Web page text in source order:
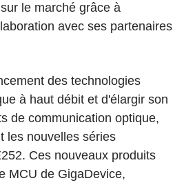
le marché grâce à
avec ses partenaires
des technologies
à haut débit et d'élargir son
de communication optique,
les nouvelles séries
Ces nouveaux produits
MCU de GigaDevice,